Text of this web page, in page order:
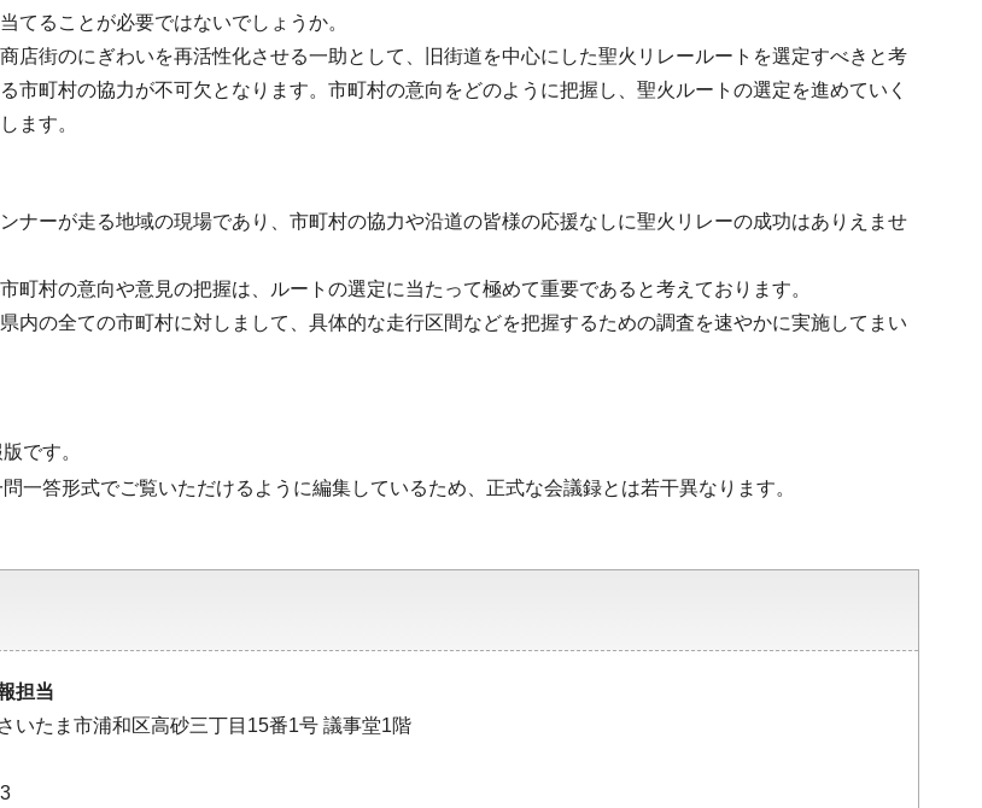
てることが必要ではないでしょうか。
店街のにぎわいを再活性化させる一助として、旧街道を中心にした聖火リレールートを選定すべきと考
市町村の協力が不可欠となります。市町村の意向をどのように把握し、聖火ルートの選定を進めていく
ます。
ナーが走る地域の現場であり、市町村の協力や沿道の皆様の応援なしに聖火リレーの成功はありえませ
町村の意向や意見の把握は、ルートの選定に当たって極めて重要であると考えております。
内の全ての市町村に対しまして、具体的な走行区間などを把握するための調査を速やかに実施してまい
です。
問一答形式でご覧いただけるように編集しているため、正式な会議録とは若干異なります。
担当
いたま市浦和区高砂三丁目15番1号 議事堂1階